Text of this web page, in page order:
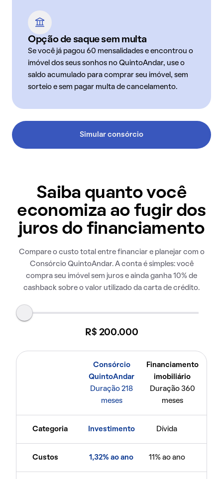
Opção de saque sem multa
Se você já pagou 60 mensalidades e encontrou o
imóvel dos seus sonhos no QuintoAndar, use o
saldo acumulado para comprar seu imóvel, sem
sorteio e sem pagar multa de cancelamento.
Simular consórcio
Saiba quanto você
economiza ao fugir dos
juros do financiamento
Compare o custo total entre financiar e planejar com o
Consórcio QuintoAndar. A conta é simples: você
compra seu imóvel sem juros e ainda ganha 10% de
cashback sobre o valor utilizado da carta de crédito.
R$ 200.000
Consórcio
QuintoAndar
Duração 218
meses
Financiamento
imobiliário
Duração 360
meses
Categoria Investimento Dívida
Custos 1,32% ao ano 11% ao ano